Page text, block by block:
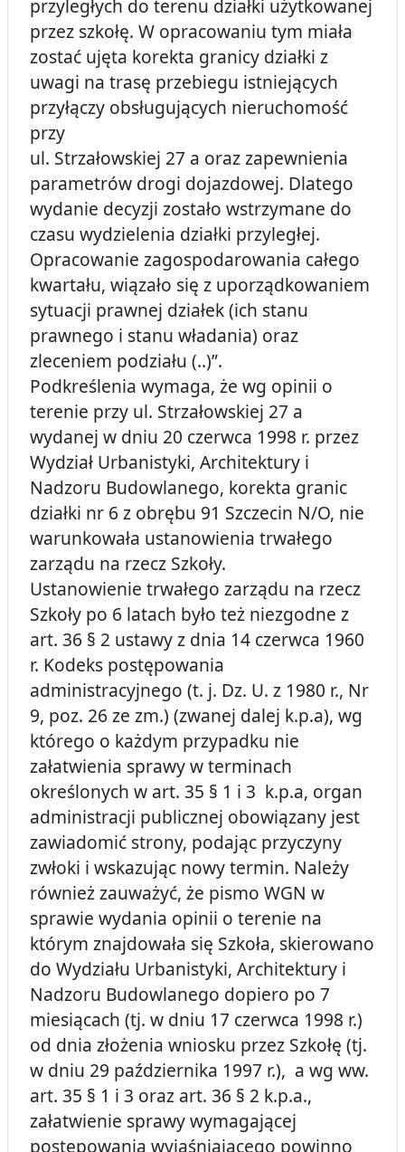
przyległych do terenu działki użytkowanej
przez szkołę. W opracowaniu tym miała
zostać ujęta korekta granicy działki z
uwagi na trasę przebiegu istniejących
przyłączy obsługujących nieruchomość
przy
ul. Strzałowskiej 27 a oraz zapewnienia
parametrów drogi dojazdowej. Dlatego
wydanie decyzji zostało wstrzymane do
czasu wydzielenia działki przyległej.
Opracowanie zagospodarowania całego
kwartału, wiązało się z uporządkowaniem
sytuacji prawnej działek (ich stanu
prawnego i stanu władania) oraz
zleceniem podziału (..)”.
Podkreślenia wymaga, że wg opinii o
terenie przy ul. Strzałowskiej 27 a
wydanej w dniu 20 czerwca 1998 r. przez
Wydział Urbanistyki, Architektury i
Nadzoru Budowlanego, korekta granic
działki nr 6 z obrębu 91 Szczecin N/O, nie
warunkowała ustanowienia trwałego
zarządu na rzecz Szkoły.
Ustanowienie trwałego zarządu na rzecz
Szkoły po 6 latach było też niezgodne z
art. 36 § 2 ustawy z dnia 14 czerwca 1960
r. Kodeks postępowania
administracyjnego (t. j. Dz. U. z 1980 r., Nr
9, poz. 26 ze zm.) (zwanej dalej k.p.a), wg
którego o każdym przypadku nie
załatwienia sprawy w terminach
określonych w art. 35 § 1 i 3 k.p.a, organ
administracji publicznej obowiązany jest
zawiadomić strony, podając przyczyny
zwłoki i wskazując nowy termin. Należy
również zauważyć, że pismo WGN w
sprawie wydania opinii o terenie na
którym znajdowała się Szkoła, skierowano
do Wydziału Urbanistyki, Architektury i
Nadzoru Budowlanego dopiero po 7
miesiącach (tj. w dniu 17 czerwca 1998 r.)
od dnia złożenia wniosku przez Szkołę (tj.
w dniu 29 października 1997 r.), a wg ww.
art. 35 § 1 i 3 oraz art. 36 § 2 k.p.a.,
załatwienie sprawy wymagającej
postępowania wyjaśniającego powinno